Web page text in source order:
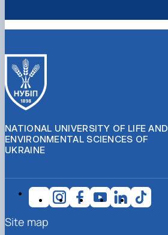
NATIONAL UNIVERSITY OF LIFE AND
ENVIRONMENTAL SCIENCES OF
UKRAINE
Site map